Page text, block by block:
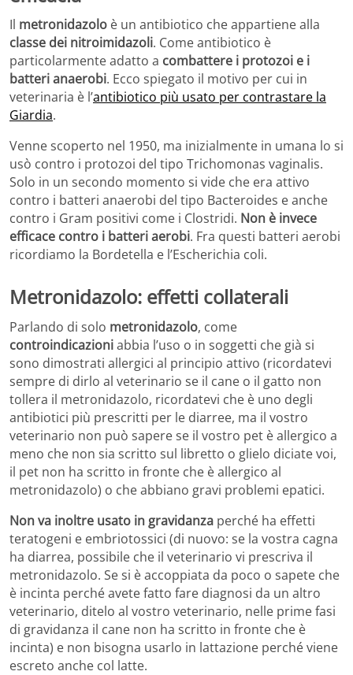
Il metronidazolo è un antibiotico che appartiene alla
classe dei nitroimidazoli. Come antibiotico è
particolarmente adatto a combattere i protozoi e i
batteri anaerobi. Ecco spiegato il motivo per cui in
veterinaria è l’antibiotico più usato per contrastare la
Giardia.
Venne scoperto nel 1950, ma inizialmente in umana lo si
usò contro i protozoi del tipo Trichomonas vaginalis.
Solo in un secondo momento si vide che era attivo
contro i batteri anaerobi del tipo Bacteroides e anche
contro i Gram positivi come i Clostridi. Non è invece
efficace contro i batteri aerobi. Fra questi batteri aerobi
ricordiamo la Bordetella e l’Escherichia coli.
Metronidazolo: effetti collaterali
Parlando di solo metronidazolo, come
controindicazioniabbia l’uso o in soggetti che già si
sono dimostrati allergici al principio attivo (ricordatevi
sempre di dirlo al veterinario se il cane o il gatto non
tollera il metronidazolo, ricordatevi che è uno degli
antibiotici più prescritti per le diarree, ma il vostro
veterinario non può sapere se il vostro pet è allergico a
meno che non sia scritto sul libretto o glielo diciate voi,
il pet non ha scritto in fronte che è allergico al
metronidazolo) o che abbiano gravi problemi epatici.
Non va inoltre usato in gravidanza perché ha effetti
teratogeni e embriotossici (di nuovo: se la vostra cagna
ha diarrea, possibile che il veterinario vi prescriva il
metronidazolo. Se si è accoppiata da poco o sapete che
è incinta perché avete fatto fare diagnosi da un altro
veterinario, ditelo al vostro veterinario, nelle prime fasi
di gravidanza il cane non ha scritto in fronte che è
incinta) e non bisogna usarlo in lattazione perché viene
escreto anche col latte.